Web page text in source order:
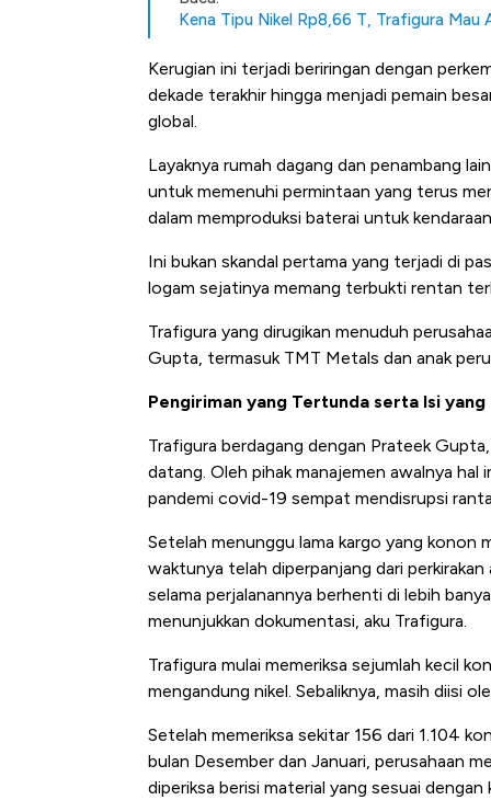
Kena Tipu Nikel Rp8,66 T, Trafigura Mau
Kerugian ini terjadi beriringan dengan
dekade terakhir hingga menjadi pemain
global.
Layaknya rumah dagang dan penambang
untuk memenuhi permintaan yang terus
dalam memproduksi baterai untuk
Ini bukan skandal pertama yang terjadi di
logam sejatinya memang terbukti rentan
Trafigura yang dirugikan menuduh
Gupta, termasuk TMT Metals dan anak
Pengiriman yang Tertunda serta Isi
Trafigura berdagang dengan Prateek
datang. Oleh pihak manajemen awalnya hal
pandemi covid-19 sempat mendisrupsi
Setelah menunggu lama kargo yang konon
waktunya telah diperpanjang dari
selama perjalanannya berhenti di lebih
menunjukkan dokumentasi, aku Trafigura.
Trafigura mulai memeriksa sejumlah kecil
mengandung nikel. Sebaliknya, masih diisi
Setelah memeriksa sekitar 156 dari 1.104
bulan Desember dan Januari, perusahaan
diperiksa berisi material yang sesuai dengan
Kongo Tutup Keran Ekspor,
Tembaga Terbang ke Zona